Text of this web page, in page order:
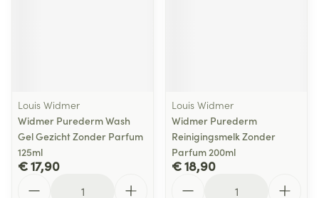
Louis Widmer
Widmer Purederm Wash
Gel Gezicht Zonder Parfum
125ml
€ 17,90
Louis Widmer
Widmer Purederm
Reinigingsmelk Zonder
Parfum 200ml
€ 18,90